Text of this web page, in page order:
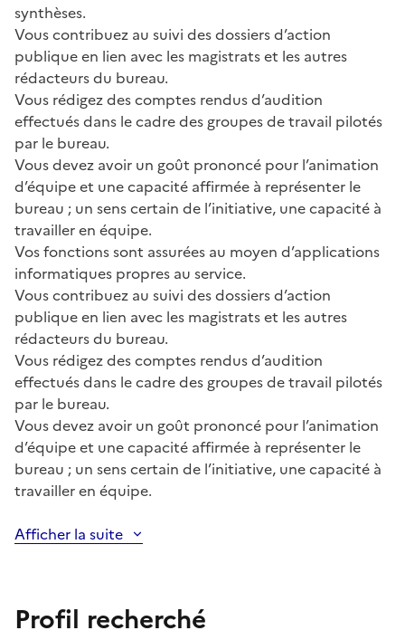
synthèses.
Vous contribuez au suivi des dossiers d’action
publique en lien avec les magistrats et les autres
rédacteurs du bureau.
Vous rédigez des comptes rendus d’audition
effectués dans le cadre des groupes de travail pilotés
par le bureau.
Vous devez avoir un goût prononcé pour l’animation
d’équipe et une capacité affirmée à représenter le
bureau ; un sens certain de l’initiative, une capacité à
travailler en équipe.
Vos fonctions sont assurées au moyen d’applications
informatiques propres au service.
Vous contribuez au suivi des dossiers d’action
publique en lien avec les magistrats et les autres
rédacteurs du bureau.
Vous rédigez des comptes rendus d’audition
effectués dans le cadre des groupes de travail pilotés
par le bureau.
Vous devez avoir un goût prononcé pour l’animation
d’équipe et une capacité affirmée à représenter le
bureau ; un sens certain de l’initiative, une capacité à
travailler en équipe.
Afficher la suite
Profil recherché